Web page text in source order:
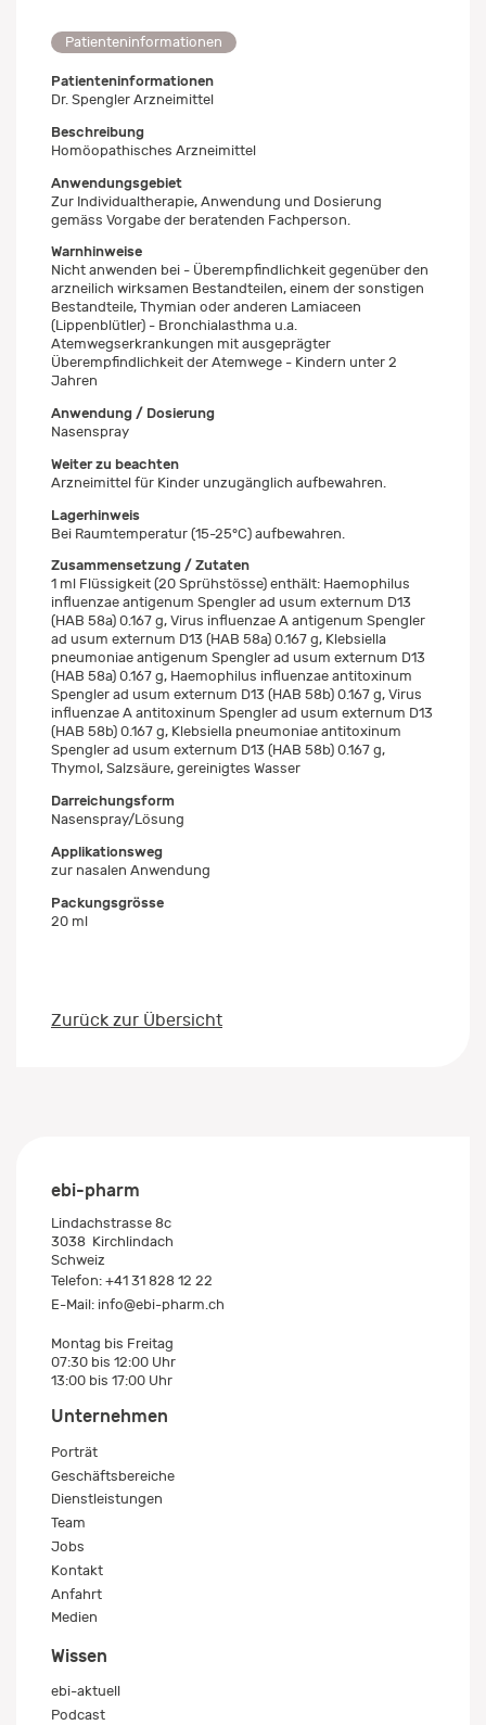
Patienteninformationen
Patienteninformationen
Dr. Spengler Arzneimittel
Beschreibung
Homöopathisches Arzneimittel
Anwendungsgebiet
Zur Individualtherapie, Anwendung und Dosierung
gemäss Vorgabe der beratenden Fachperson.
Warnhinweise
Nicht anwenden bei - Überempfindlichkeit gegenüber den
arzneilich wirksamen Bestandteilen, einem der sonstigen
Bestandteile, Thymian oder anderen Lamiaceen
(Lippenblütler) - Bronchialasthma u.a.
Atemwegserkrankungen mit ausgeprägter
Überempfindlichkeit der Atemwege - Kindern unter 2
Jahren
Anwendung / Dosierung
Nasenspray
Weiter zu beachten
Arzneimittel für Kinder unzugänglich aufbewahren.
Lagerhinweis
Bei Raumtemperatur (15-25°C) aufbewahren.
Zusammensetzung / Zutaten
1 ml Flüssigkeit (20 Sprühstösse) enthält: Haemophilus
influenzae antigenum Spengler ad usum externum D13
(HAB 58a) 0.167 g, Virus influenzae A antigenum Spengler
ad usum externum D13 (HAB 58a) 0.167 g, Klebsiella
pneumoniae antigenum Spengler ad usum externum D13
(HAB 58a) 0.167 g, Haemophilus influenzae antitoxinum
Spengler ad usum externum D13 (HAB 58b) 0.167 g, Virus
influenzae A antitoxinum Spengler ad usum externum D13
(HAB 58b) 0.167 g, Klebsiella pneumoniae antitoxinum
Spengler ad usum externum D13 (HAB 58b) 0.167 g,
Thymol, Salzsäure, gereinigtes Wasser
Darreichungsform
Nasenspray/Lösung
Applikationsweg
zur nasalen Anwendung
Packungsgrösse
20 ml
Zurück zur Übersicht
ebi-pharm
Lindachstrasse 8c
3038 Kirchlindach
Schweiz
Telefon: +41 31 828 12 22
E-Mail: info@ebi-pharm.ch
Montag bis Freitag
07:30 bis 12:00 Uhr
13:00 bis 17:00 Uhr
Unternehmen
Porträt
Geschäftsbereiche
Dienstleistungen
Team
Jobs
Kontakt
Anfahrt
Medien
Wissen
ebi-aktuell
Podcast